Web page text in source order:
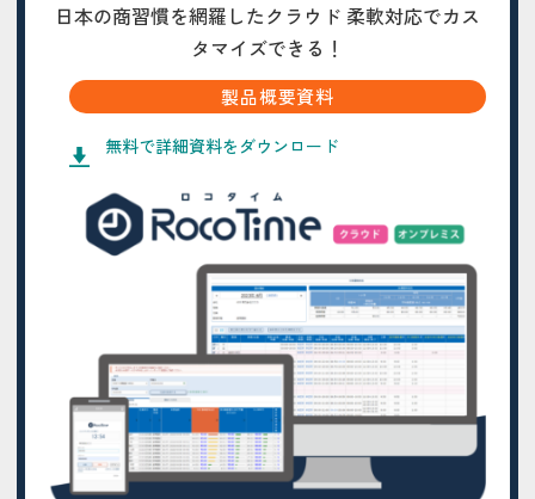
日本の商習慣を網羅したクラウド 柔軟対応でカス
タマイズできる！
製品概要資料
無料で詳細資料をダウンロード